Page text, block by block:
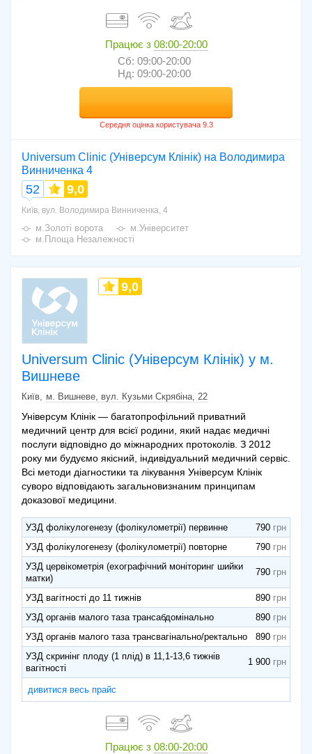
Працює з 08:00-20:00
Сб: 09:00-20:00
Нд: 09:00-20:00
Universum Clinic (Універсум Клінік) на Володимира
Винниченка 4
52 9,0
Київ, вул. Володимира Винниченка, 4
м.Золоті ворота
м.Університет
м.Площа Незалежності
Universum Clinic (Універсум Клінік) у м.
Вишневе
9,0
Київ м. Вишневе, вул. Кузьми Скрябіна, 22
Універсум Клінік — багатопрофільний приватний
медичний центр для всієї родини, який надає медичні
послуги відповідно до міжнародних протоколів. З 2012
року ми будуємо якісний, індивідуальний медичний сервіс.
Всі методи діагностики та лікування Універсум Клінік
суворо відповідають загальновизнаним принципам
доказової медицини.
УЗД фолікулогенезу (фолікулометрії) первинне
790
УЗД фолікулогенезу (фолікулометрії) повторне
790
УЗД цервікометрія (ехографічний моніторинг шийки
матки)
790
УЗД вагітності до 11 тижнів
890
УЗД органів малого таза трансабдомінально
890
УЗД органів малого таза трансвагінально/ректально
890
УЗД скринінг плоду (1 плід) в 11,1-13,6 тижнів
вагітності
1 900
дивитися весь прайс
Працює з 08:00-20:00